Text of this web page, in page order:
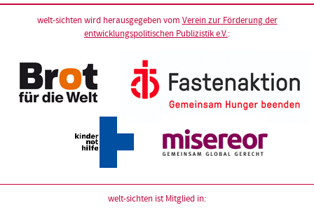
welt-sichten wird herausgegeben vom Verein zur Förderung der
entwicklungspolitischen Publizistik e.V.:
welt-sichten ist Mitglied in: